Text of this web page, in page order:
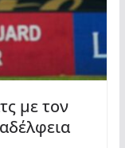
με τον